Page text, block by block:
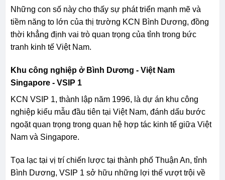
Những con số này cho thấy sự phát triển mạnh mẽ và
tiềm năng to lớn của thị trường KCN Bình Dương, đồng
thời khẳng định vai trò quan trọng của tỉnh trong bức
tranh kinh tế Việt Nam.
Khu công nghiệp ở Bình Dương - Việt Nam
Singapore - VSIP 1
KCN VSIP 1, thành lập năm 1996, là dự án khu công
nghiệp kiểu mẫu đầu tiên tại Việt Nam, đánh dấu bước
ngoặt quan trọng trong quan hệ hợp tác kinh tế giữa Việt
Nam và Singapore.
Tọa lạc tại vị trí chiến lược tại thành phố Thuận An, tỉnh
Bình Dương, VSIP 1 sở hữu những lợi thế vượt trội về